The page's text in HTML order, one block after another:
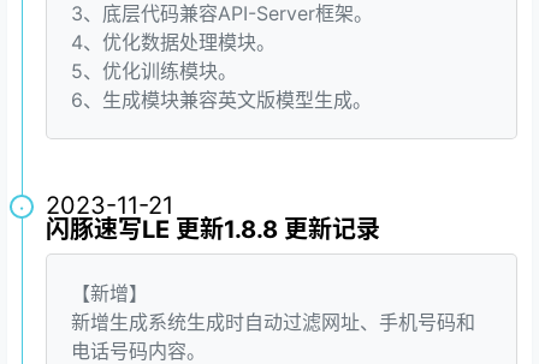
3、底层代码兼容API-Server框架。
4、优化数据处理模块。
5、优化训练模块。
6、生成模块兼容英文版模型生成。
2023-11-21
·
闪豚速写LE 更新1.8.8 更新记录
【新增】
新增生成系统生成时自动过滤网址、手机号码和
电话号码内容。